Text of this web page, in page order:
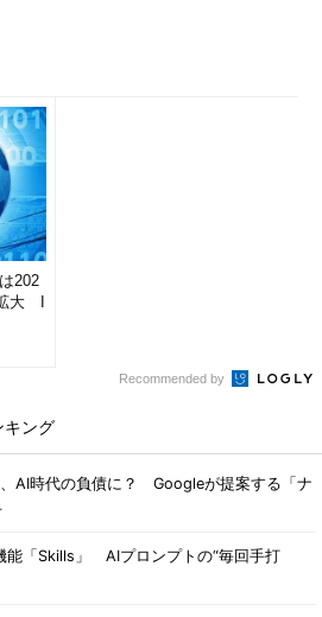
202
大 I
Recommended by
ング
AI時代の負債に？ Googleが提案する「ナ
能「Skills」 AIプロンプトの“毎回手打